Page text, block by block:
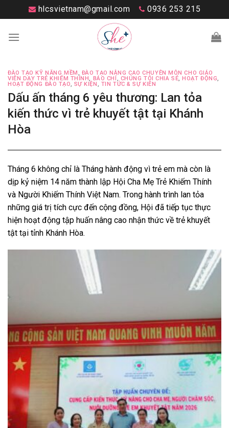
to
content
hlcsvietnam@gmail.com 0936 253 215
ĐÀO TẠO KỸ NĂNG MỀM, ĐÀO TẠO NÂNG CAO CHUYÊN MÔN CHO GIÁO
VIÊN DẠY TRẺ KHIẾM THÍNH, BÁO CHÍ, CHÚNG TÔI CHIA SẺ,HOẠT ĐỘNG,
HOẠT ĐỘNG ĐÀO TẠO, SỰ KIỆN, TIN TỨC & SỰ KIÊN
Dấu ấn tháng 6 yêu thương: Lan tỏa
kiến thức vì trẻ khuyết tật tại Khánh
Hòa
Tháng 6 không chỉ là Tháng hành động vì trẻ em mà còn là
dịp kỷ niệm 14 năm thành lập Hội Cha Mẹ Trẻ Khiếm Thính
và Người Khiếm Thính Việt Nam. Trong hành trình lan tỏa
những giá trị tích cực đến cộng đồng, Hội đã tiếp tục thực
hiện hoạt động tập huấn nâng cao nhận thức về trẻ khuyết
tật tại tỉnh Khánh Hòa.